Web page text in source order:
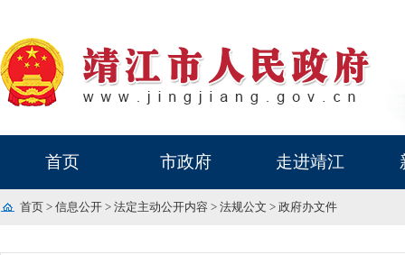
首页 市政府 走进靖江
首页 > 信息公开 > 法定主动公开内容 > 法规公文 > 政府办文件